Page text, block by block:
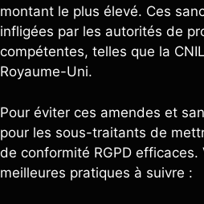
montant le plus élevé. Ces
infligées par les autorités de
compétentes, telles que la
Royaume-Uni.
Pour éviter ces amendes et
pour les sous-traitants de
de conformité RGPD efficaces.
meilleures pratiques à suivre :